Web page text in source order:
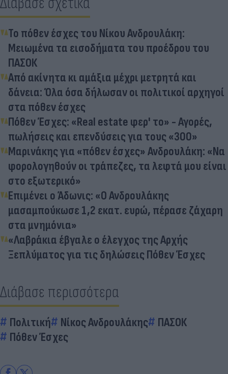
Το πόθεν έσχες του Νίκου Ανδρουλάκη:
Μειωμένα τα εισοδήματα του προέδρου του
ΠΑΣΟΚ
Από ακίνητα κι αμάξια μέχρι μετρητά και
δάνεια: Όλα όσα δήλωσαν οι πολιτικοί αρχηγοί
στα πόθεν έσχες
Πόθεν Έσχες: «Real estate φερ' το» - Αγορές,
πωλήσεις και επενδύσεις για τους «300»
Μαρινάκης για «πόθεν έσχες» Ανδρουλάκη: «Να
φορολογηθούν οι τράπεζες, τα λεφτά μου είναι
στο εξωτερικό»
Επιμένει ο Άδωνις: «Ο Ανδρουλάκης
μασαμπούκωσε 1,2 εκατ. ευρώ, πέρασε ζάχαρη
στα μνημόνια»
«Λαβράκια έβγαλε ο έλεγχος της Αρχής
Ξεπλύματος για τις δηλώσεις Πόθεν Έσχες
Διάβασε περισσότερα
Πολιτική Νίκος Ανδρουλάκης
ΠΑΣΟΚ
Πόθεν Έσχες